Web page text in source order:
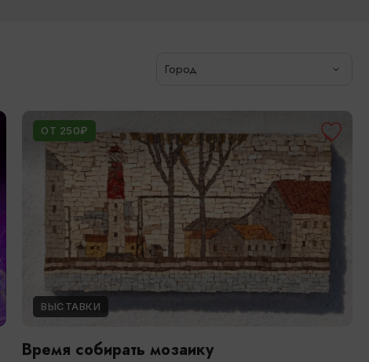
Город
ОТ 250₽
ВЫСТАВКИ
Время собирать мозаику